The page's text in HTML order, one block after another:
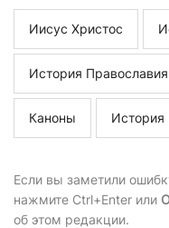
Иисус Христос
История Православия
Каноны История
Если вы заметили
нажмите Ctrl+Enter или
об этом редакции.